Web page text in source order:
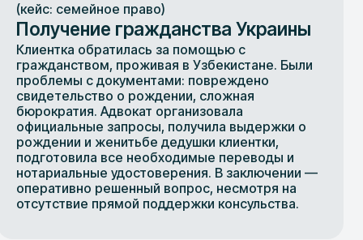
(кейс: семейное право)
Получение гражданства Украины
Клиентка обратилась за помощью с
гражданством, проживая в Узбекистане. Были
проблемы с документами: повреждено
свидетельство о рождении, сложная
бюрократия. Адвокат организовала
официальные запросы, получила выдержки о
рождении и женитьбе дедушки клиентки,
подготовила все необходимые переводы и
нотариальные удостоверения. В заключении —
оперативно решенный вопрос, несмотря на
отсутствие прямой поддержки консульства.